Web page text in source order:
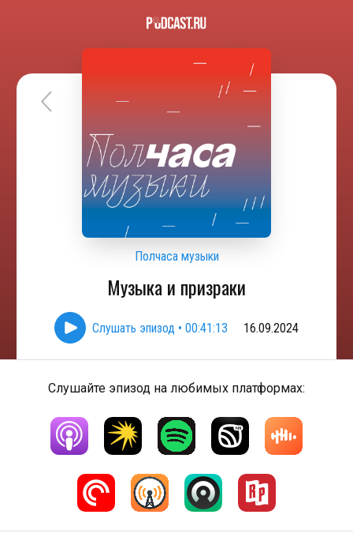
Полчаса музыки
Музыка и призраки
Слушать эпизод • 00:41:13 16.09.2024
Слушайте эпизод на любимых платформах: